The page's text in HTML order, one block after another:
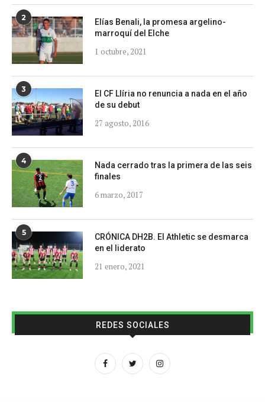
2
Elías Benali, la promesa argelino-
marroquí del Elche
1 octubre, 2021
3
El CF Llíria no renuncia a nada en el año
de su debut
27 agosto, 2016
4
Nada cerrado tras la primera de las seis
finales
6 marzo, 2017
5
CRÓNICA DH2B. El Athletic se desmarca
en el liderato
21 enero, 2021
REDES SOCIALES